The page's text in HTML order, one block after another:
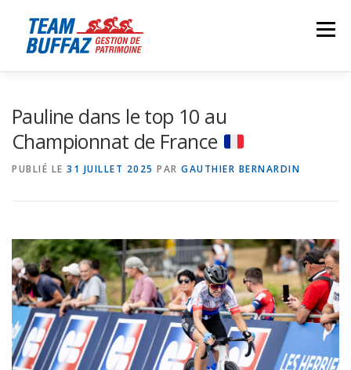
contenu
Menu
Pauline dans le top 10 au
Championnat de France
PUBLIÉ LE 31 JUILLET 2025 PAR GAUTHIER BERNARDIN